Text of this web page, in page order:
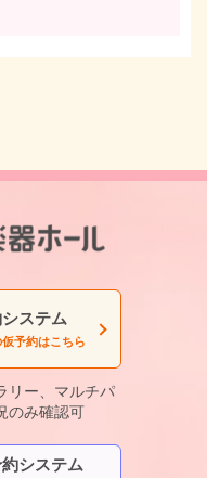
ステム
予約はこちら
リー、マルチパ
のみ確認可
システム